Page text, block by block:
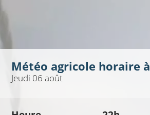
Météo agricole horaire à
Jeudi 06 août